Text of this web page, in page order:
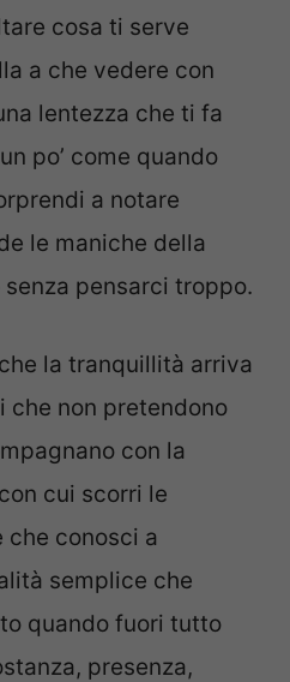
cosa ti serve
a che vedere con
lentezza che ti fa
po’ come quando
a notare
le maniche della
pensarci troppo.
la tranquillità arriva
che non pretendono
con la
cui scorri le
che conosci a
semplice che
quando fuori tutto
presenza,